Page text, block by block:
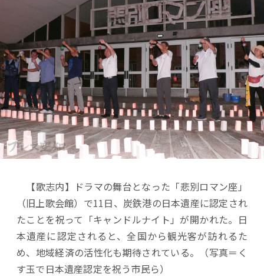
【歌志内】ドラマの舞台となった「悲別ロマン座」
（旧上歌会館）で11日、炭鉄港の日本遺産に認定され
たことを祝って「キャンドルナイト」が開かれた。日
本遺産に認定されると、全国から観光客が訪れるた
め、地域経済の活性化も期待されている。（写真＝く
す玉で日本遺産認定を祝う市民ら）